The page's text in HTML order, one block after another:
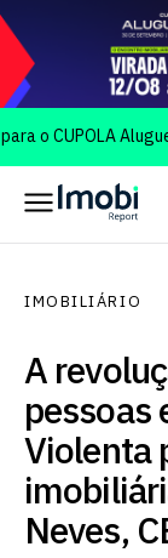
Aluguel Day
IMOBILIÁRIO
A
pessoas
Violenta
Neves,